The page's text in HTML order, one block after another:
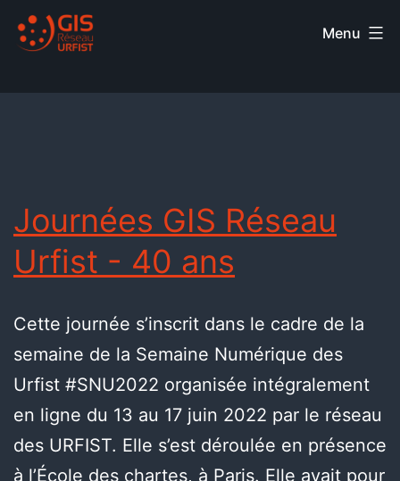
Menu
Journées GIS Réseau
Urfist - 40 ans
Cette journée s’inscrit dans le cadre de la
semaine de la Semaine Numérique des
Urfist #SNU2022 organisée intégralement
en ligne du 13 au 17 juin 2022 par le réseau
des URFIST. Elle s’est déroulée en présence
à l’École des chartes, à Paris. Elle avait pour